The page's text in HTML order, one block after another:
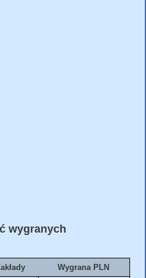
wygranych
Wygrana PLN